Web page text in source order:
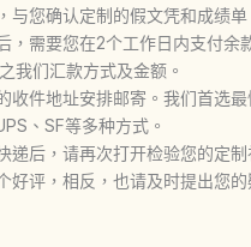
与您确认定制的假文凭和成绩单
，需要您在2个工作日内支付余
我们汇款方式及金额。
收件地址安排邮寄。我们首选
、SF等多种方式。
递后，请再次打开检验您的定
好评，相反，也请及时提出您的